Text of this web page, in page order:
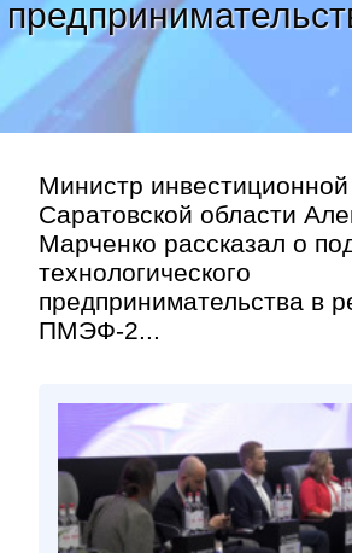
Министр инвестиционной
Саратовской области
Марченко рассказал о
технологического
предпринимательства в
ПМЭФ-2...
Рубрики»
Правила »